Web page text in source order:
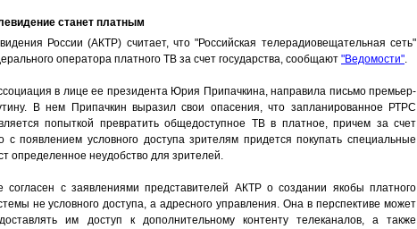
станет платным
России (АКТР) считает, что "Российская телерадиовещательная сеть"
оператора платного ТВ за счет государства, сообщают "Ведомости".
в лице ее президента Юрия Припачкина, направила письмо премьер-
В нем Припачкин выразил свои опасения, что запланированное РТРС
попыткой превратить общедоступное ТВ в платное, причем за счет
с появлением условного доступа зрителям придется покупать специальные
определенное неудобство для зрителей.
с заявлениями представителей АКТР о создании якобы платного
не условного доступа, а адресного управления. Она в перспективе может
им доступ к дополнительному контенту телеканалов, а также